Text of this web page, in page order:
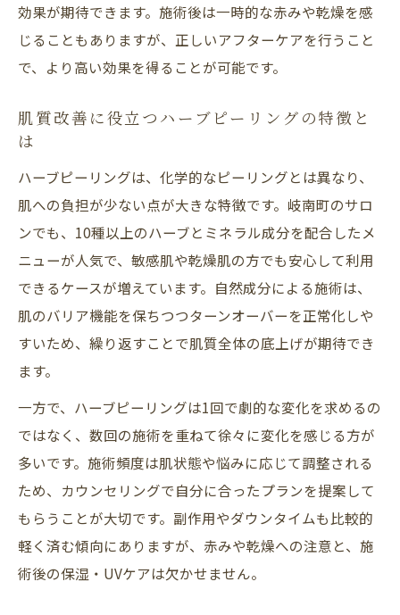
効果が期待できます。施術後は一時的な赤みや乾燥を感
じることもありますが、正しいアフターケアを行うこと
で、より高い効果を得ることが可能です。
肌質改善に役立つハーブピーリングの特徴と
は
ハーブピーリングは、化学的なピーリングとは異なり、
肌への負担が少ない点が大きな特徴です。岐南町のサロ
ンでも、10種以上のハーブとミネラル成分を配合したメ
ニューが人気で、敏感肌や乾燥肌の方でも安心して利用
できるケースが増えています。自然成分による施術は、
肌のバリア機能を保ちつつターンオーバーを正常化しや
すいため、繰り返すことで肌質全体の底上げが期待でき
ます。
一方で、ハーブピーリングは1回で劇的な変化を求めるの
ではなく、数回の施術を重ねて徐々に変化を感じる方が
多いです。施術頻度は肌状態や悩みに応じて調整される
ため、カウンセリングで自分に合ったプランを提案して
もらうことが大切です。副作用やダウンタイムも比較的
軽く済む傾向にありますが、赤みや乾燥への注意と、施
術後の保湿・UVケアは欠かせません。